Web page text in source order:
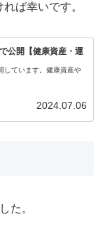
ば幸いです。
公開【健康資産・運
しています。健康資産や
2024.07.06
た。